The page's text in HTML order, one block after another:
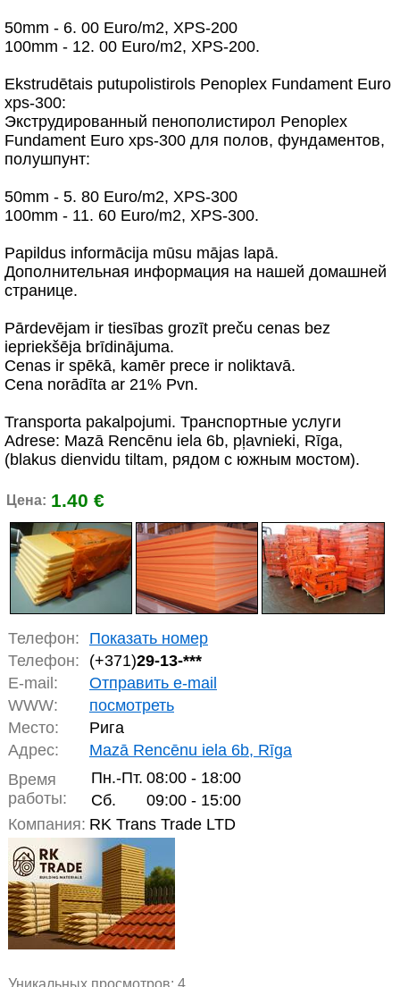
50mm - 6. 00 Euro/m2, XPS-200
100mm - 12. 00 Euro/m2, XPS-200.
Ekstrudētais putupolistirols Penoplex Fundament Euro
xps-300:
Экструдированный пенополистирол Penoplex
Fundament Euro xps-300 для полов, фундаментов,
полушпунт:
50mm - 5. 80 Euro/m2, XPS-300
100mm - 11. 60 Euro/m2, XPS-300.
Papildus informācija mūsu mājas lapā.
Дополнительная информация на нашей домашней
странице.
Pārdevējam ir tiesības grozīt preču cenas bez
iepriekšēja brīdinājuma.
Cenas ir spēkā, kamēr prece ir noliktavā.
Cena norādīta ar 21% Pvn.
Transporta pakalpojumi. Транспортные услуги
Adrese: Mazā Rencēnu iela 6b, pļavnieki, Rīga,
(blakus dienvidu tiltam, рядом с южным мостом).
Цена: 1.40 €
Телефон:
Показать номер
Телефон:
(+371)29-13-***
E-mail:
Отправить e-mail
WWW:
посмотреть
Место:
Рига
Адрес:
Mazā Rencēnu iela 6b, Rīga
Время
работы:
Пн.-Пт. 08:00 - 18:00
Сб.
09:00 - 15:00
Компания: RK Trans Trade LTD